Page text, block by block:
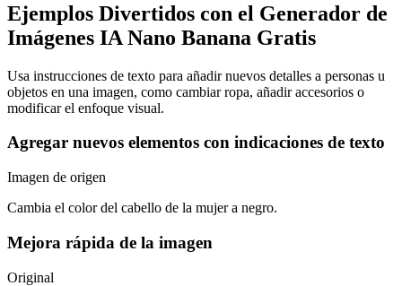
Ejemplos Divertidos con el Generador de
Imágenes IA Nano Banana Gratis
Usa instrucciones de texto para añadir nuevos detalles a personas u
objetos en una imagen, como cambiar ropa, añadir accesorios o
modificar el enfoque visual.
Agregar nuevos elementos con indicaciones de texto
Imagen de origen
Cambia el color del cabello de la mujer a negro.
Mejora rápida de la imagen
Original